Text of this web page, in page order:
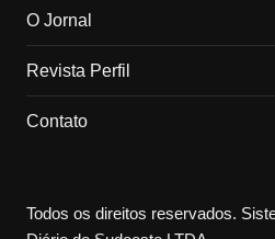
O Jornal
Revista Perfil
Contato
Todos os direitos reservados.